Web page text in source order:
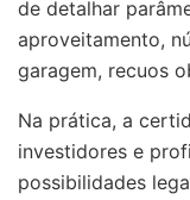
de detalhar
aproveitamento,
garagem, recuos
Na prática, a
investidores e
possibilidades